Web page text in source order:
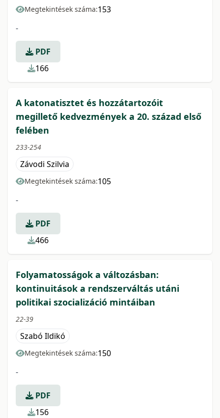
Megtekintések száma:153
-
PDF
166
A katonatisztet és hozzátartozóit
megillető kedvezmények a 20. század első
felében
233-254
Závodi Szilvia
Megtekintések száma:105
-
PDF
466
Folyamatosságok a változásban:
kontinuitások a rendszerváltás utáni
politikai szocializáció mintáiban
22-39
Szabó Ildikó
Megtekintések száma:150
-
PDF
156